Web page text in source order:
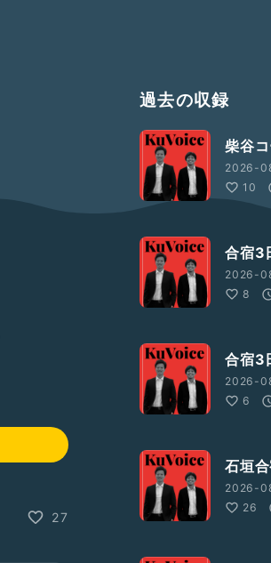
27
過去の収録
柴谷
2026-
10
合宿3
2026-
8
合宿3
2026-
6
石垣
2026-
26